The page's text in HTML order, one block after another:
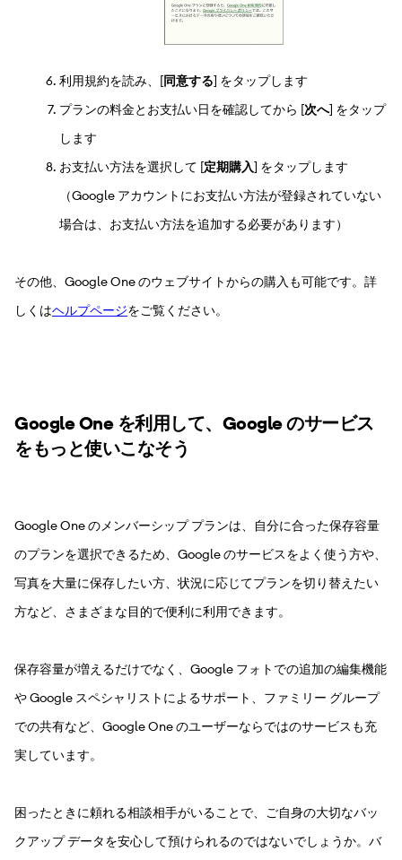
利用規約を読み、[同意する] をタップします
プランの料金とお支払い日を確認してから [次へ] をタップ
します
お支払い方法を選択して [定期購入] をタップします
（Google アカウントにお支払い方法が登録されていない
場合は、お支払い方法を追加する必要があります）
その他、Google One のウェブサイトからの購入も可能です。詳
しくはヘルプページをご覧ください。
Google One を利用して、Google のサービス
をもっと使いこなそう
Google One のメンバーシップ プランは、自分に合った保存容量
のプランを選択できるため、Google のサービスをよく使う方や、
写真を大量に保存したい方、状況に応じてプランを切り替えたい
方など、さまざまな目的で便利に利用できます。
保存容量が増えるだけでなく、Google フォトでの追加の編集機能
や Google スペシャリストによるサポート、ファミリー グループ
での共有など、Google One のユーザーならではのサービスも充
実しています。
困ったときに頼れる相談相手がいることで、ご自身の大切なバッ
クアップ データを安心して預けられるのではないでしょうか。バ